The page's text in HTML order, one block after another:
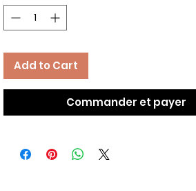
Add to Cart
Commander et payer